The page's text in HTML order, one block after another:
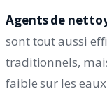
Agents de
sont tout aussi
traditionnels,
faible sur les